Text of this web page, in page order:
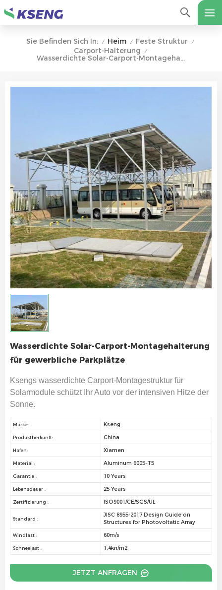
Sie Befinden Sich In: / Heim / Feste Struktur /
Carport-Halterung /
Wasserdichte Solar-Carport-Montagehalterung Für Gewerbliche Parkplätze
Wasserdichte Solar-Carport-Montagehalterung
für gewerbliche Parkplätze
Ksengs wasserdichte Carport-Montagestruktur für
Solarmodule schützt Ihr Auto vor der intensiven Hitze der
Sonne.
Marke: Kseng
Produktherkunft: China
Hafen: Xiamen
Material : Aluminum 6005-T5
Garantie : 10 Years
Lebensdauer : 25 Years
Zertifizierung : ISO9001/CE/SGS/UL
Standard :
JISC 8955-2017 Design Guide on
Structures for Photovoltatic Array
Windlast : 60m/s
Schneelast : 1.4kn/m2
JETZT ANFRAGEN